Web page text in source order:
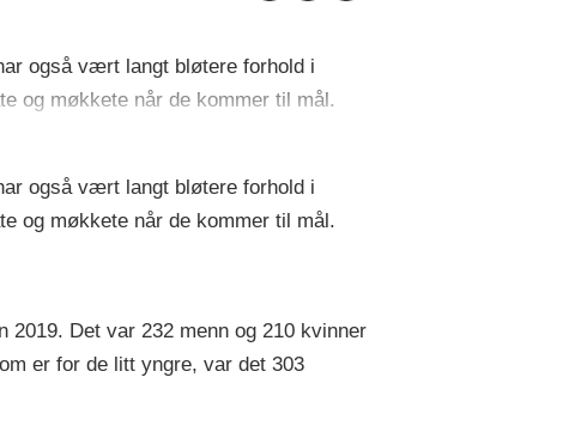
også vært langt bløtere forhold i
og møkkete når de kommer til mål.
også vært langt bløtere forhold i
og møkkete når de kommer til mål.
Det var 232 menn og 210 kvinner
er for de litt yngre, var det 303